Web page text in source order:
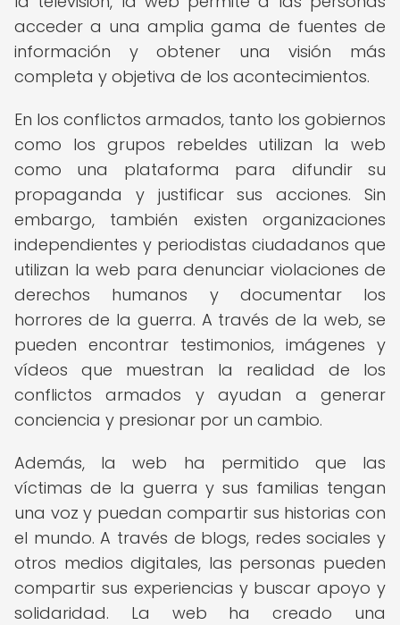
acceder a una amplia gama de fuentes de
información y obtener una visión más
completa y objetiva de los acontecimientos.
En los conflictos armados, tanto los gobiernos
como los grupos rebeldes utilizan la web
como una plataforma para difundir su
propaganda y justificar sus acciones. Sin
embargo, también existen organizaciones
independientes y periodistas ciudadanos que
utilizan la web para denunciar violaciones de
derechos humanos y documentar los
horrores de la guerra. A través de la web, se
pueden encontrar testimonios, imágenes y
vídeos que muestran la realidad de los
conflictos armados y ayudan a generar
conciencia y presionar por un cambio.
Además, la web ha permitido que las
víctimas de la guerra y sus familias tengan
una voz y puedan compartir sus historias con
el mundo. A través de blogs, redes sociales y
otros medios digitales, las personas pueden
compartir sus experiencias y buscar apoyo y
solidaridad. La web ha creado una